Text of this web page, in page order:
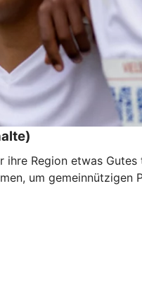
Region etwas
um